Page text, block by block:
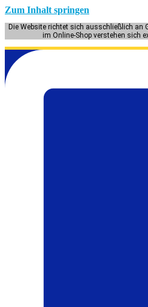
Zum Inhalt springen
Die Website richtet sich ausschließlich an
im Online-Shop verstehen sich